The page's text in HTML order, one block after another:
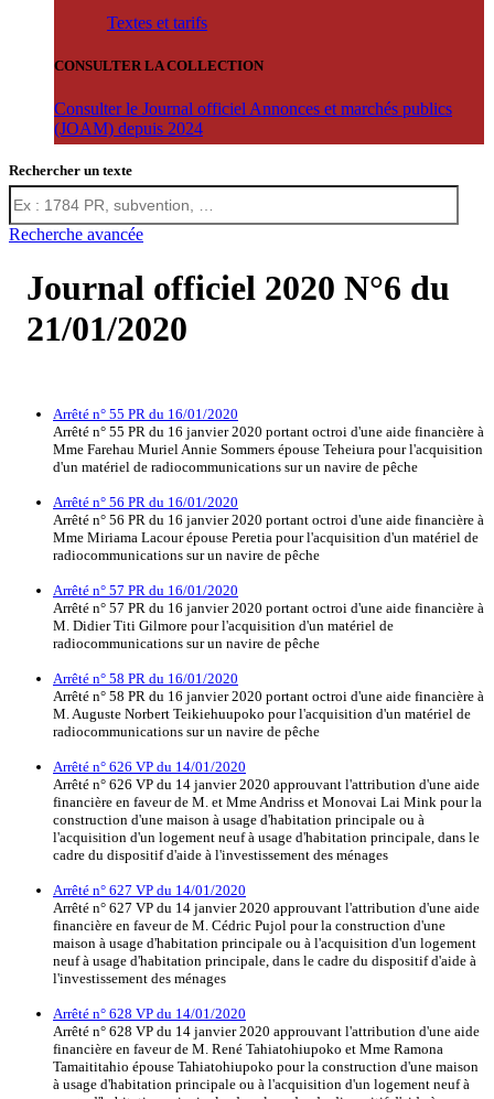
Textes et tarifs
CONSULTER LA COLLECTION
Consulter le Journal officiel Annonces et marchés publics
(JOAM) depuis 2024
Rechercher un texte
Recherche avancée
Journal officiel 2020 N°6 du
21/01/2020
Arrêté n° 55 PR du 16/01/2020
Arrêté n° 55 PR du 16 janvier 2020 portant octroi d'une aide financière à
Mme Farehau Muriel Annie Sommers épouse Teheiura pour l'acquisition
d'un matériel de radiocommunications sur un navire de pêche
Arrêté n° 56 PR du 16/01/2020
Arrêté n° 56 PR du 16 janvier 2020 portant octroi d'une aide financière à
Mme Miriama Lacour épouse Peretia pour l'acquisition d'un matériel de
radiocommunications sur un navire de pêche
Arrêté n° 57 PR du 16/01/2020
Arrêté n° 57 PR du 16 janvier 2020 portant octroi d'une aide financière à
M. Didier Titi Gilmore pour l'acquisition d'un matériel de
radiocommunications sur un navire de pêche
Arrêté n° 58 PR du 16/01/2020
Arrêté n° 58 PR du 16 janvier 2020 portant octroi d'une aide financière à
M. Auguste Norbert Teikiehuupoko pour l'acquisition d'un matériel de
radiocommunications sur un navire de pêche
Arrêté n° 626 VP du 14/01/2020
Arrêté n° 626 VP du 14 janvier 2020 approuvant l'attribution d'une aide
financière en faveur de M. et Mme Andriss et Monovai Lai Mink pour la
construction d'une maison à usage d'habitation principale ou à
l'acquisition d'un logement neuf à usage d'habitation principale, dans le
cadre du dispositif d'aide à l'investissement des ménages
Arrêté n° 627 VP du 14/01/2020
Arrêté n° 627 VP du 14 janvier 2020 approuvant l'attribution d'une aide
financière en faveur de M. Cédric Pujol pour la construction d'une
maison à usage d'habitation principale ou à l'acquisition d'un logement
neuf à usage d'habitation principale, dans le cadre du dispositif d'aide à
l'investissement des ménages
Arrêté n° 628 VP du 14/01/2020
Arrêté n° 628 VP du 14 janvier 2020 approuvant l'attribution d'une aide
financière en faveur de M. René Tahiatohiupoko et Mme Ramona
Tamaititahio épouse Tahiatohiupoko pour la construction d'une maison
à usage d'habitation principale ou à l'acquisition d'un logement neuf à